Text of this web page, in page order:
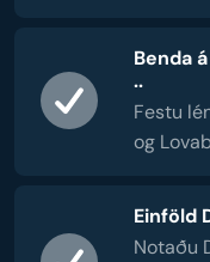
Benda
..
Festu
og
Einföld
Notaðu